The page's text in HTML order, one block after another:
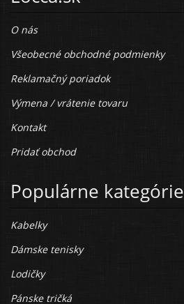
O nás
Všeobecné obchodné podmienky
Reklamačný poriadok
Výmena / vrátenie tovaru
Kontakt
Pridať obchod
Populárne kategórie
Kabelky
Dámske tenisky
Lodičky
Pánske tričká